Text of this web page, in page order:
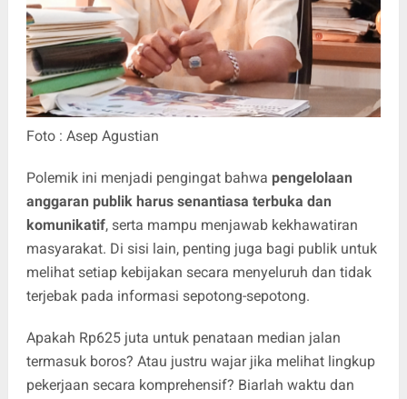
Foto : Asep Agustian
Polemik ini menjadi pengingat bahwa pengelolaan
anggaran publik harus senantiasa terbuka dan
komunikatif, serta mampu menjawab kekhawatiran
masyarakat. Di sisi lain, penting juga bagi publik untuk
melihat setiap kebijakan secara menyeluruh dan tidak
terjebak pada informasi sepotong-sepotong.
Apakah Rp625 juta untuk penataan median jalan
termasuk boros? Atau justru wajar jika melihat lingkup
pekerjaan secara komprehensif? Biarlah waktu dan